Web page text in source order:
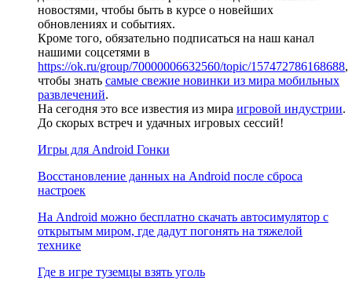
новостями, чтобы быть в курсе о новейших
обновлениях и событиях.
Кроме того, обязательно подписаться на наш канал
нашими соцсетями в
https://ok.ru/group/70000006632560/topic/157472786168688,
чтобы знать самые свежие новинки из мира мобильных
развлечений.
На сегодня это все известия из мира игровой индустрии.
До скорых встреч и удачных игровых сессий!
Игры для Android Гонки
Восстановление данных на Android после сброса
настроек
На Android можно бесплатно скачать автосимулятор с
открытым миром, где дадут погонять на тяжелой
технике
Где в игре туземцы взять уголь